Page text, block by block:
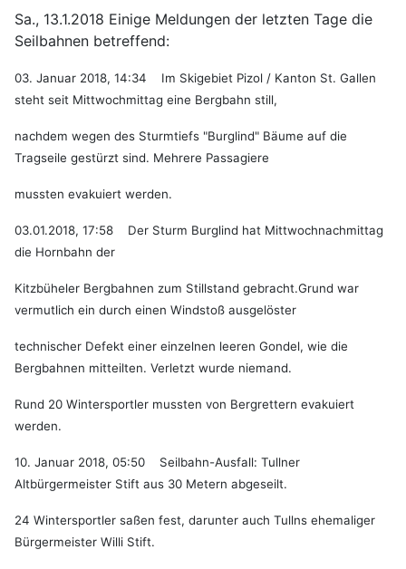
Sa., 13.1.2018 Einige Meldungen der letzten Tage die
Seilbahnen betreffend:
03. Januar 2018, 14:34 Im Skigebiet Pizol / Kanton St. Gallen
steht seit Mittwochmittag eine Bergbahn still,
nachdem wegen des Sturmtiefs "Burglind" Bäume auf die
Tragseile gestürzt sind. Mehrere Passagiere
mussten evakuiert werden.
03.01.2018, 17:58 Der Sturm Burglind hat Mittwochnachmittag
die Hornbahn der
Kitzbüheler Bergbahnen zum Stillstand gebracht.Grund war
vermutlich ein durch einen Windstoß ausgelöster
technischer Defekt einer einzelnen leeren Gondel, wie die
Bergbahnen mitteilten. Verletzt wurde niemand.
Rund 20 Wintersportler mussten von Bergrettern evakuiert
werden.
10. Januar 2018, 05:50 Seilbahn-Ausfall: Tullner
Altbürgermeister Stift aus 30 Metern abgeseilt.
24 Wintersportler saßen fest, darunter auch Tullns ehemaliger
Bürgermeister Willi Stift.